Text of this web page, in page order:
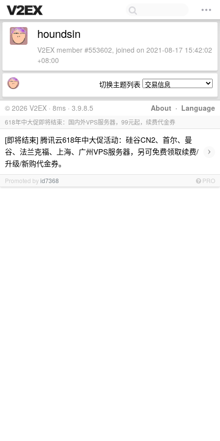
houndsin
V2EX member #553602, joined on 2021-08-17 15:42:02
+08:00
切换主题列表
About · Language
© 2026 V2EX · 8ms · 3.9.8.5
618年中大促即将结束：国内外VPS服务器，99元起，续费代金券
[即将结束] 腾讯云618年中大促活动：硅谷CN2、首尔、曼
谷、法兰克福、上海、广州VPS服务器，另可免费领取续费/
升级/新购代金券。
›
Promoted byid7368 PRO